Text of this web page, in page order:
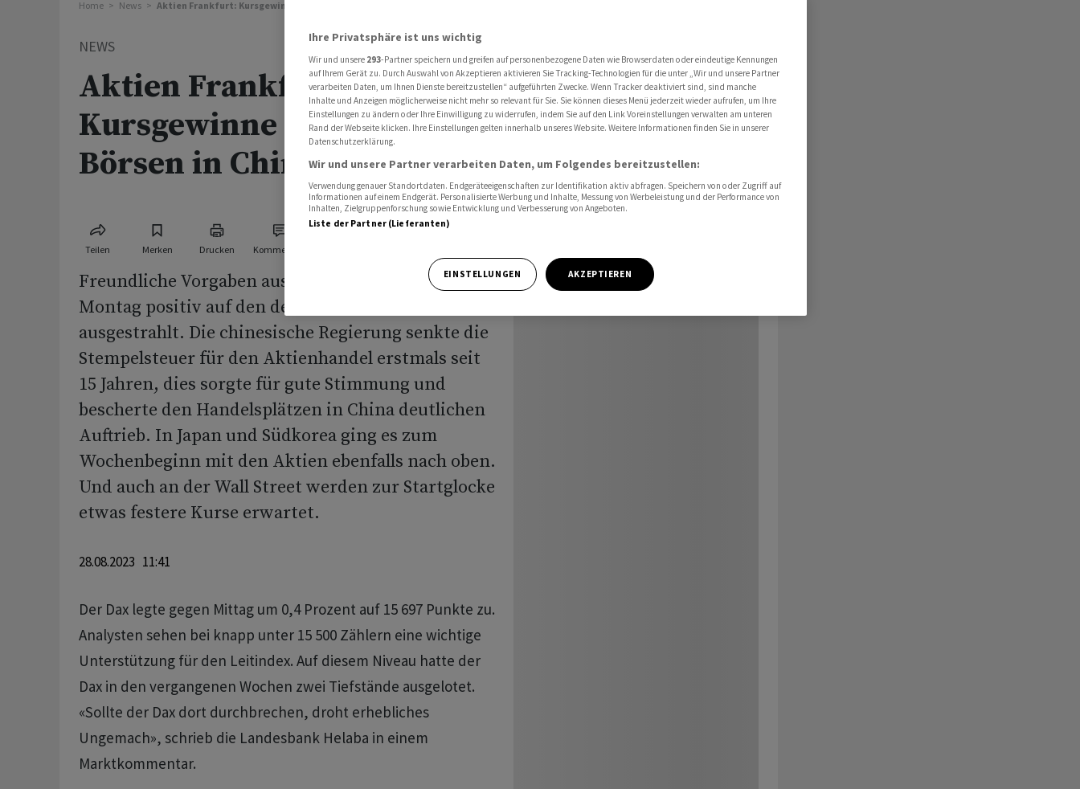
Home News Aktien Frankfurt: Kursgewinne dank starker Börsen in China
NEWS
Aktien Frankfurt:
Kursgewinne dank starker
Börsen in China
Teilen Merken Drucken Kommentare
Freundliche Vorgaben aus Fernost haben am
Montag positiv auf den deutschen Aktienmarkt
ausgestrahlt. Die chinesische Regierung senkte die
Stempelsteuer für den Aktienhandel erstmals seit
15 Jahren, dies sorgte für gute Stimmung und
bescherte den Handelsplätzen in China deutlichen
Auftrieb. In Japan und Südkorea ging es zum
Wochenbeginn mit den Aktien ebenfalls nach oben.
Und auch an der Wall Street werden zur Startglocke
etwas festere Kurse erwartet.
28.08.2023 11:41
Der Dax legte gegen Mittag um 0,4 Prozent auf 15 697 Punkte zu.
Analysten sehen bei knapp unter 15 500 Zählern eine wichtige
Unterstützung für den Leitindex. Auf diesem Niveau hatte der
Dax in den vergangenen Wochen zwei Tiefstände ausgelotet.
«Sollte der Dax dort durchbrechen, droht erhebliches
Ungemach», schrieb die Landesbank Helaba in einem
Marktkommentar.
Ihre Privatsphäre ist uns wichtig
Wir und unsere 293-Partner speichern und greifen auf personenbezogene Daten wie Browserdaten oder eindeutige Kennungen
auf Ihrem Gerät zu. Durch Auswahl von Akzeptieren aktivieren Sie Tracking-Technologien für die unter „Wir und unsere Partner
verarbeiten Daten, um Ihnen Dienste bereitzustellen“ aufgeführten Zwecke. Wenn Tracker deaktiviert sind, sind manche
Inhalte und Anzeigen möglicherweise nicht mehr so relevant für Sie. Sie können dieses Menü jederzeit wieder aufrufen, um Ihre
Einstellungen zu ändern oder Ihre Einwilligung zu widerrufen, indem Sie auf den Link Voreinstellungen verwalten am unteren
Rand der Webseite klicken. Ihre Einstellungen gelten innerhalb unseres Website. Weitere Informationen finden Sie in unserer
Datenschutzerklärung.
Wir und unsere Partner verarbeiten Daten, um Folgendes bereitzustellen:
Verwendung genauer Standortdaten. Endgeräteeigenschaften zur Identifikation aktiv abfragen. Speichern von oder Zugriff auf
Informationen auf einem Endgerät. Personalisierte Werbung und Inhalte, Messung von Werbeleistung und der Performance von
Inhalten, Zielgruppenforschung sowie Entwicklung und Verbesserung von Angeboten.
Liste der Partner (Lieferanten)
EINSTELLUNGEN AKZEPTIEREN